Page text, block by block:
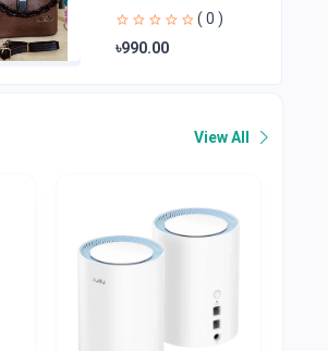
| Ladies Purse
Handbag | Handheld
Bag | Sl
( 0 )
৳990.00
View All